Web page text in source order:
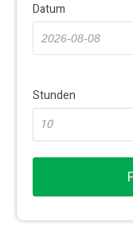
Datum
Stunden
10